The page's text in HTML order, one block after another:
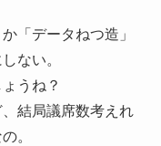
「データねつ造」
ない。
うね？
結局議席数考えれ
。